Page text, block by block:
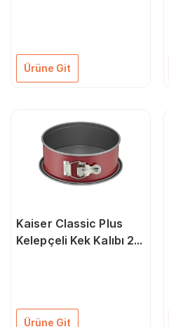
Ürüne Git
Kaiser Classic Plus
Kelepçeli Kek Kalıbı 20
Ürüne Git